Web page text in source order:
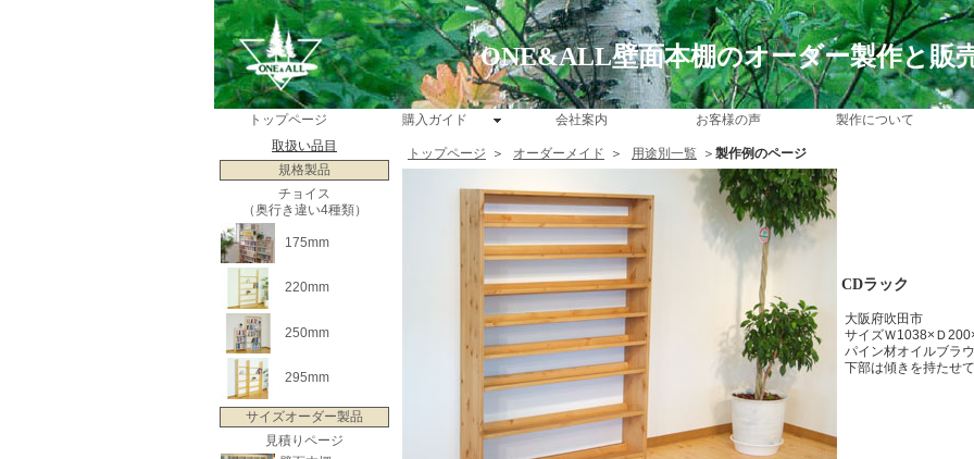
ONE&ALL壁面本棚のオーダー製作と販
トップページ 購入ガイド 会社案内 お客様の声 製作について
取扱い品目
規格製品
チョイス
（奥行き違い4種類）
175mm
220mm
250mm
295mm
サイズオーダー製品
見積りページ
トップページ ＞ オーダーメイド ＞ 用途別一覧 ＞ 製作例のページ
CDラック
大阪府吹田市
サイズＷ1038×Ｄ
パイン材オイルブラ
下部は傾きを持たせて